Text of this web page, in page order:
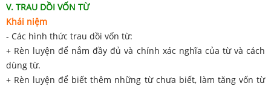
V. TRAU DỒI VỐN TỪ
Khái niệm
- Các hình thức trau dồi vốn từ:
+ Rèn luyện để nắm đầy đủ và chính xác nghĩa của từ và cách
dùng từ.
+ Rèn luyện để biết thêm những từ chưa biết, làm tăng vốn từ